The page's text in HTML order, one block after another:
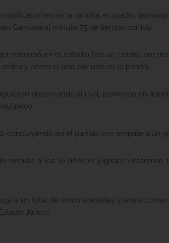
en la cancha, el cuadro
Gamboa al minuto 75 de tiempo corrido.
retumbó en el estadio tras un centro por
y poner el uno por uno en la pizarra.
presionando al rival, poniendo en
concluyendo así el partido con empate a un
debutó a los 16 años el jugador victorense
a un total de cinco unidades y ahora
Jalisco.